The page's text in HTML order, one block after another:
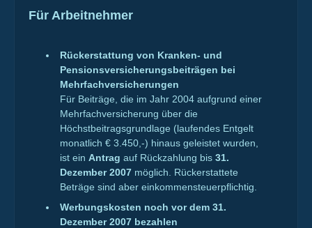
Für Arbeitnehmer
Rückerstattung von Kranken- und
Pensionsversicherungsbeiträgen bei
Mehrfachversicherungen
Für Beiträge, die im Jahr 2004 aufgrund einer
Mehrfachversicherung über die
Höchstbeitragsgrundlage (laufendes Entgelt
monatlich € 3.450,-) hinaus geleistet wurden,
ist ein Antrag auf Rückzahlung bis 31.
Dezember 2007 möglich. Rückerstattete
Beträge sind aber einkommensteuerpflichtig.
Werbungskosten noch vor dem 31.
Dezember 2007 bezahlen